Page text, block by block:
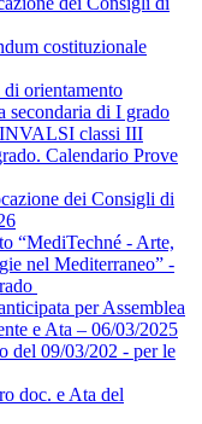
costituzionale
orientamento
secondaria di I grado
classi III
Calendario Prove
dei Consigli di
“MediTechné - Arte,
nel Mediterraneo” -
per Assemblea
e Ata – 06/03/2025
del 09/03/202 - per le
doc. e Ata del